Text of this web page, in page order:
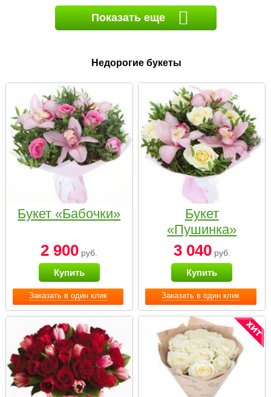
Показать еще
Недорогие букеты
Заказать в один клик
Букет «Бабочки»
2 900 руб.
Купить
Заказать в один клик
Букет
«Пушинка»
3 040руб.
Купить